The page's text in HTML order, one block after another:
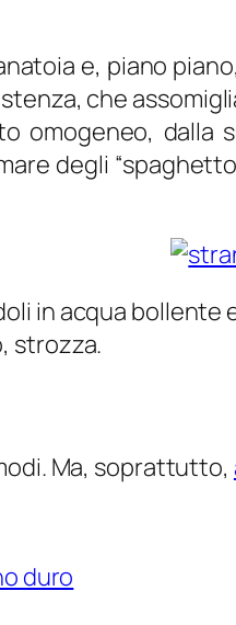
e, piano
che
omogeneo,
degli
in acqua bollente
strozza.
Ma, soprattutto,
duro